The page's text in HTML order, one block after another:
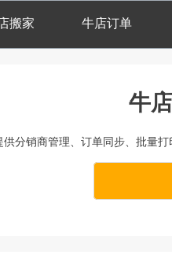
搬家 牛店订单
牛
供分销商管理、订单同步、批量